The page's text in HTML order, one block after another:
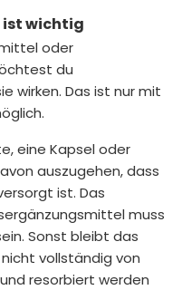
ist wichtig
oder
du
wirken. Das ist nur mit
eine Kapsel oder
auszugehen, dass
ist. Das
muss
Sonst bleibt das
vollständig von
resorbiert werden